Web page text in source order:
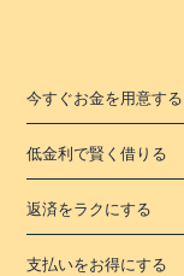
今すぐお金を用意する
低金利で賢く借りる
返済をラクにする
支払いをお得にする